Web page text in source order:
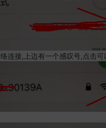
连接,上边有一个感叹号,点击可